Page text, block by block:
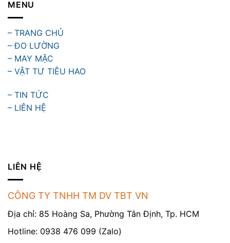
MENU
– TRANG CHỦ
– ĐO LƯỜNG
– MAY MẶC
– VẬT TƯ TIÊU HAO
– TIN TỨC
– LIÊN HỆ
LIÊN HỆ
CÔNG TY TNHH TM DV TBT VN
Địa chỉ: 85 Hoàng Sa, Phường Tân Định, Tp. HCM
Hotline: 0938 476 099 (Zalo)